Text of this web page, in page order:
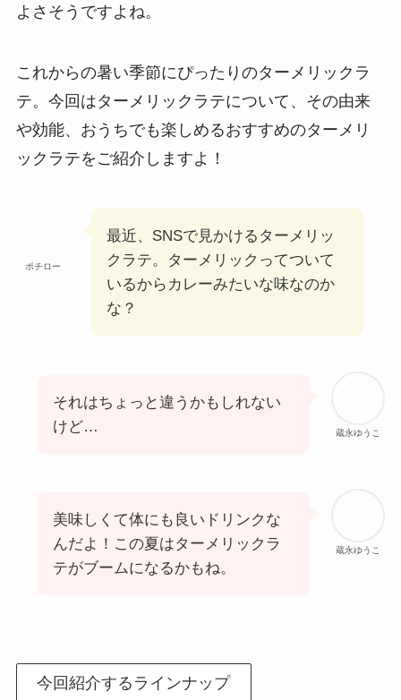
よさそうですよね。
これからの暑い季節にぴったりのターメリックラ
テ。今回はターメリックラテについて、その由来
や効能、おうちでも楽しめるおすすめのターメリ
ックラテをご紹介しますよ！
ポチロー
最近、SNSで見かけるターメリッ
クラテ。ターメリックってついて
いるからカレーみたいな味なのか
な？
蔵永ゆうこ
それはちょっと違うかもしれない
けど…
蔵永ゆうこ
美味しくて体にも良いドリンクな
んだよ！この夏はターメリックラ
テがブームになるかもね。
今回紹介するラインナップ